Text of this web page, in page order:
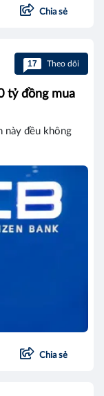
Chia sẻ
17 Theo dõi
tỷ đồng mua
này đều không
Chia sẻ